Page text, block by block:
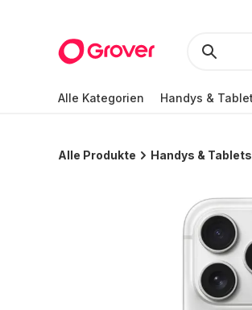
Alle Kategorien Handys &
Alle Produkte Handys & Tablets